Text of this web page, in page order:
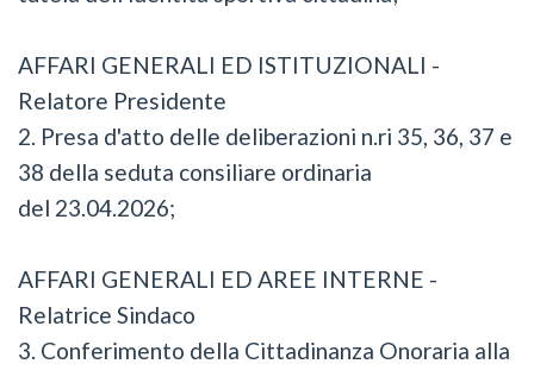
AFFARI GENERALI ED ISTITUZIONALI -
Relatore Presidente
2. Presa d'atto delle deliberazioni n.ri 35, 36, 37 e
38 della seduta consiliare ordinaria
del 23.04.2026;
AFFARI GENERALI ED AREE INTERNE -
Relatrice Sindaco
3.⁠ ⁠Conferimento della Cittadinanza Onoraria alla